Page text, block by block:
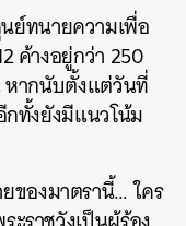
ทนายความเพื่อ
ค้างอยู่กว่า 250
หากนับตั้งแต่วันที่
ทั้งยังมีแนวโน้ม
ของมาตรานี้… ใคร